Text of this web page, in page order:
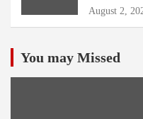
August 2,
You may Missed